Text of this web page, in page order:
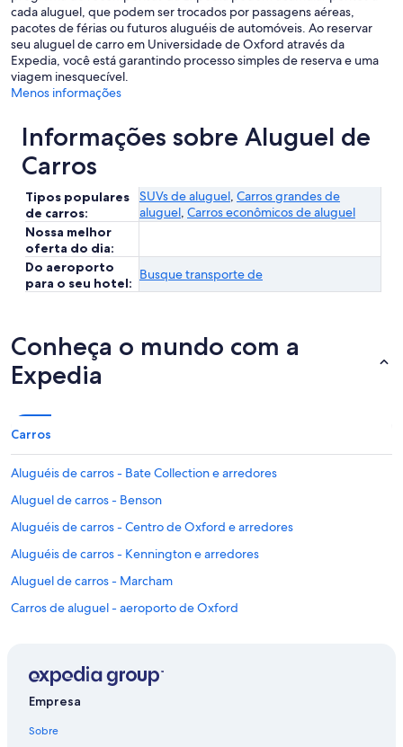
cada aluguel, que podem ser trocados por passagens aéreas,
pacotes de férias ou futuros aluguéis de automóveis. Ao reservar
seu aluguel de carro em Universidade de Oxford através da
Expedia, você está garantindo processo simples de reserva e uma
viagem inesquecível.
Menos informações
Informações sobre Aluguel de
Carros
Tipos populares
de carros:
SUVs de aluguel, Carros grandes de
aluguel, Carros econômicos de aluguel
Nossa melhor
oferta do dia:
Do aeroporto
para o seu hotel:
Busque transporte de
Conheça o mundo com a
Expedia
Carros
Aluguéis de carros - Bate Collection e arredores
Aluguel de carros - Benson
Aluguéis de carros - Centro de Oxford e arredores
Aluguéis de carros - Kennington e arredores
Aluguel de carros - Marcham
Carros de aluguel - aeroporto de Oxford
Aluguéis de carros - Oxfordshire e arredores
Empresa
Sobre